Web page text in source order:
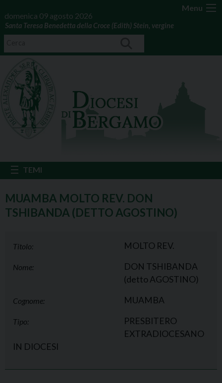
Menu
domenica 09 agosto 2026
Santa Teresa Benedetta della Croce (Edith) Stein, vergine
MUAMBA MOLTO REV. DON
TSHIBANDA (DETTO AGOSTINO)
Titolo: MOLTO REV.
Nome:
DON TSHIBANDA
(detto AGOSTINO)
Cognome: MUAMBA
Tipo:
PRESBITERO
EXTRADIOCESANO
IN DIOCESI